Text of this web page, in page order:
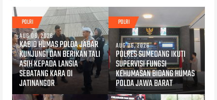
POLRI
AUG 06, 2026
KABID HUMAS POLDA JABAR
KUNJUNGI DAN BERIKAN TALI
ASIH KEPADA LANSIA
SEBATANG KARA DI
JATINANGOR
POLRI
AUG 06, 2026
POLRES SUMEDANG IKUTI
SUPERVISI FUNGSI
KEHUMASAN BIDANG HUMAS
POLDA JAWA BARAT